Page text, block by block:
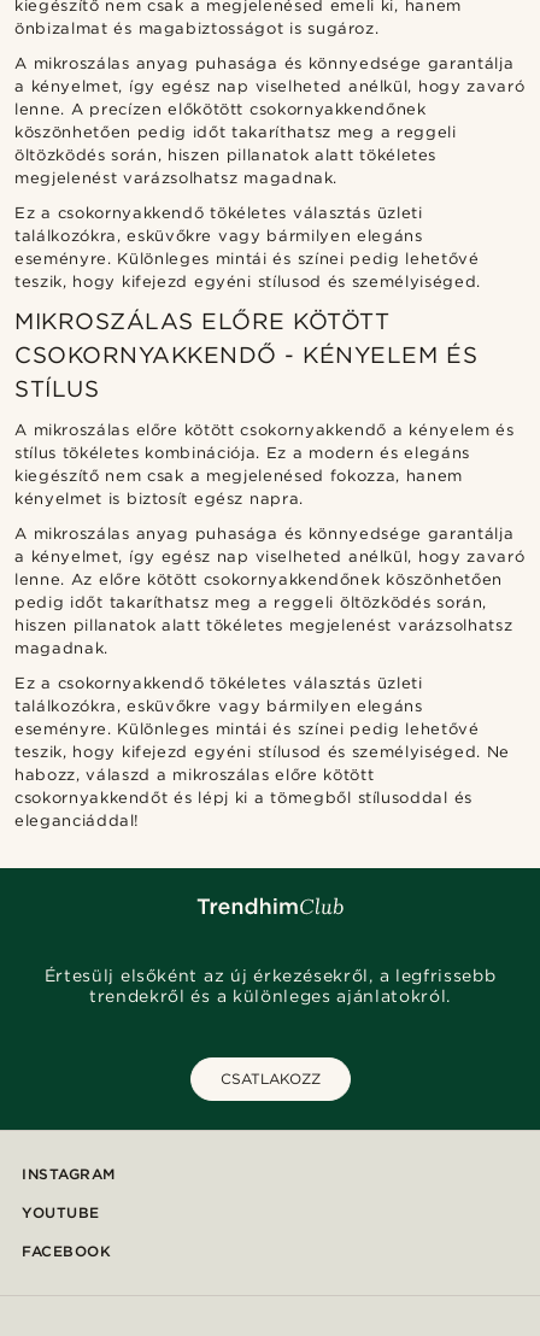
kiegészítő nem csak a megjelenésed emeli ki, hanem
önbizalmat és magabiztosságot is sugároz.
A mikroszálas anyag puhasága és könnyedsége garantálja
a kényelmet, így egész nap viselheted anélkül, hogy zavaró
lenne. A precízen előkötött csokornyakkendőnek
köszönhetően pedig időt takaríthatsz meg a reggeli
öltözködés során, hiszen pillanatok alatt tökéletes
megjelenést varázsolhatsz magadnak.
Ez a csokornyakkendő tökéletes választás üzleti
találkozókra, esküvőkre vagy bármilyen elegáns
eseményre. Különleges mintái és színei pedig lehetővé
teszik, hogy kifejezd egyéni stílusod és személyiséged.
MIKROSZÁLAS ELŐRE KÖTÖTT
CSOKORNYAKKENDŐ - KÉNYELEM ÉS
STÍLUS
A mikroszálas előre kötött csokornyakkendő a kényelem és
stílus tökéletes kombinációja. Ez a modern és elegáns
kiegészítő nem csak a megjelenésed fokozza, hanem
kényelmet is biztosít egész napra.
A mikroszálas anyag puhasága és könnyedsége garantálja
a kényelmet, így egész nap viselheted anélkül, hogy zavaró
lenne. Az előre kötött csokornyakkendőnek köszönhetően
pedig időt takaríthatsz meg a reggeli öltözködés során,
hiszen pillanatok alatt tökéletes megjelenést varázsolhatsz
magadnak.
Ez a csokornyakkendő tökéletes választás üzleti
találkozókra, esküvőkre vagy bármilyen elegáns
eseményre. Különleges mintái és színei pedig lehetővé
teszik, hogy kifejezd egyéni stílusod és személyiséged. Ne
habozz, válaszd a mikroszálas előre kötött
csokornyakkendőt és lépj ki a tömegből stílusoddal és
eleganciáddal!
Értesülj elsőként az új érkezésekről, a legfrissebb
trendekről és a különleges ajánlatokról.
CSATLAKOZZ
INSTAGRAM
YOUTUBE
FACEBOOK